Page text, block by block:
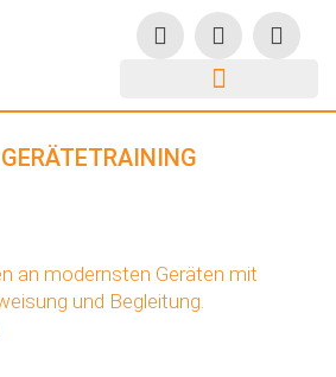
an modernsten Geräten mit
und Begleitung.